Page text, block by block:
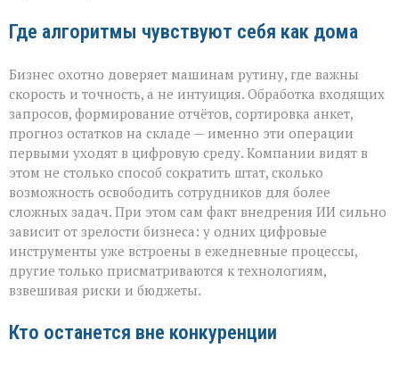
Где алгоритмы чувствуют себя как дома
Бизнес охотно доверяет машинам рутину, где важны
скорость и точность, а не интуиция. Обработка входящих
запросов, формирование отчётов, сортировка анкет,
прогноз остатков на складе — именно эти операции
первыми уходят в цифровую среду. Компании видят в
этом не столько способ сократить штат, сколько
возможность освободить сотрудников для более
сложных задач. При этом сам факт внедрения ИИ сильно
зависит от зрелости бизнеса: у одних цифровые
инструменты уже встроены в ежедневные процессы,
другие только присматриваются к технологиям,
взвешивая риски и бюджеты.
Кто останется вне конкуренции